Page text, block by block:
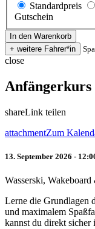
Standardpreis
Gutschein
close
Anfängerkurs
shareLink teilen
attachmentZum
13. September 2026 -
Wasserski,
Lerne die Grundlagen
und maximalem
kannst du direkt sicher